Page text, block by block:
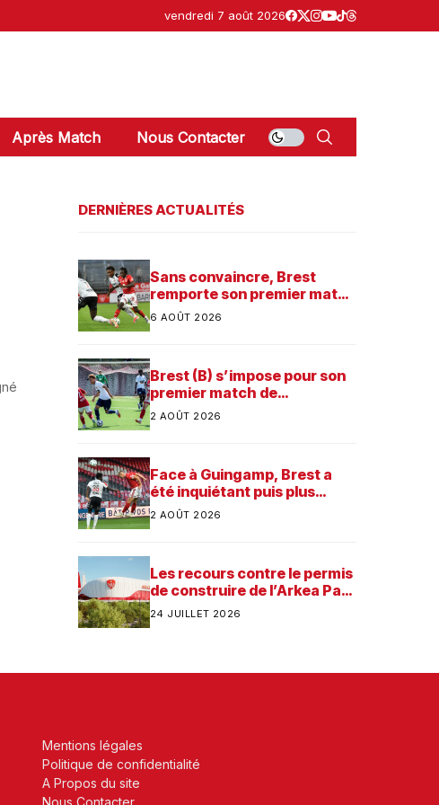
vendredi 7 août 2026
Après Match Nous Contacter
DERNIÈRES ACTUALITÉS
Sans convaincre, Brest
remporte son premier match
dans sa préparation contre
6 AOÛT 2026
Brest (B) s’impose pour son
premier match de
préparation
2 AOÛT 2026
Face à Guingamp, Brest a
été inquiétant puis plus
consistant
2 AOÛT 2026
Les recours contre le permis
de construire de l’Arkea Park
ont été rejetés par la justice.
Brestois ?
24 JUILLET 2026
Mentions légales
Politique de confidentialité
A Propos du site
Nous Contacter